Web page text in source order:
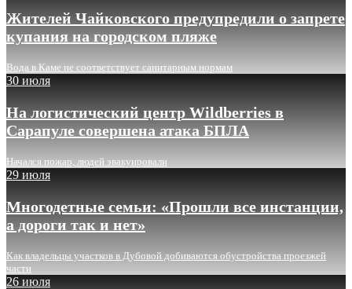
Жителей Чайковского предупредили о запрете
купания на городском пляже
Вода в Каме не соответствует санитарным нормам
30 июля
На логистический центр Wildberries в
Сарапуле совершена атака БПЛА
Начался пожар, людей эвакуировали
29 июля
Многодетные семьи: «Прошли все инстанции,
а дороги так и нет»
Как владельцы участков в Дубовой добиваются обустройства проезжей
части
26 июля